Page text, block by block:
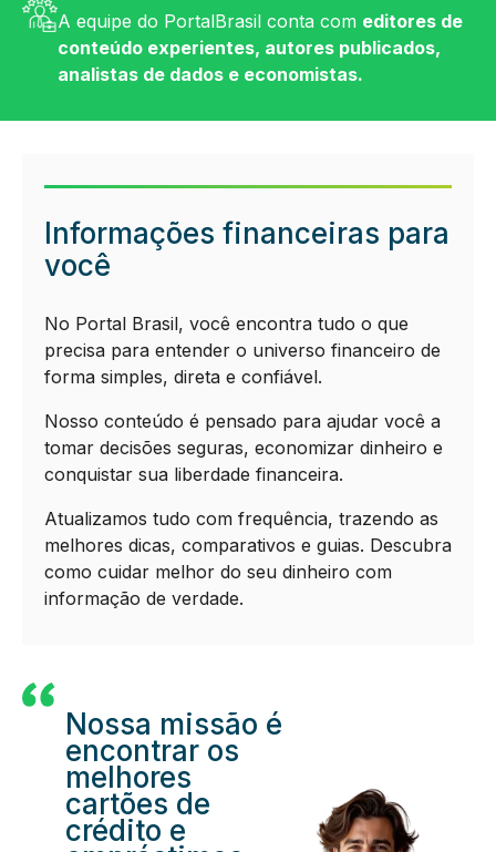
A equipe do PortalBrasil conta com editores de
conteúdo experientes, autores publicados,
analistas de dados e economistas.
Informações financeiras para
você
No Portal Brasil, você encontra tudo o que
precisa para entender o universo financeiro de
forma simples, direta e confiável.
Nosso conteúdo é pensado para ajudar você a
tomar decisões seguras, economizar dinheiro e
conquistar sua liberdade financeira.
Atualizamos tudo com frequência, trazendo as
melhores dicas, comparativos e guias. Descubra
como cuidar melhor do seu dinheiro com
informação de verdade.
Nossa missão é
encontrar os
melhores
cartões de
crédito e